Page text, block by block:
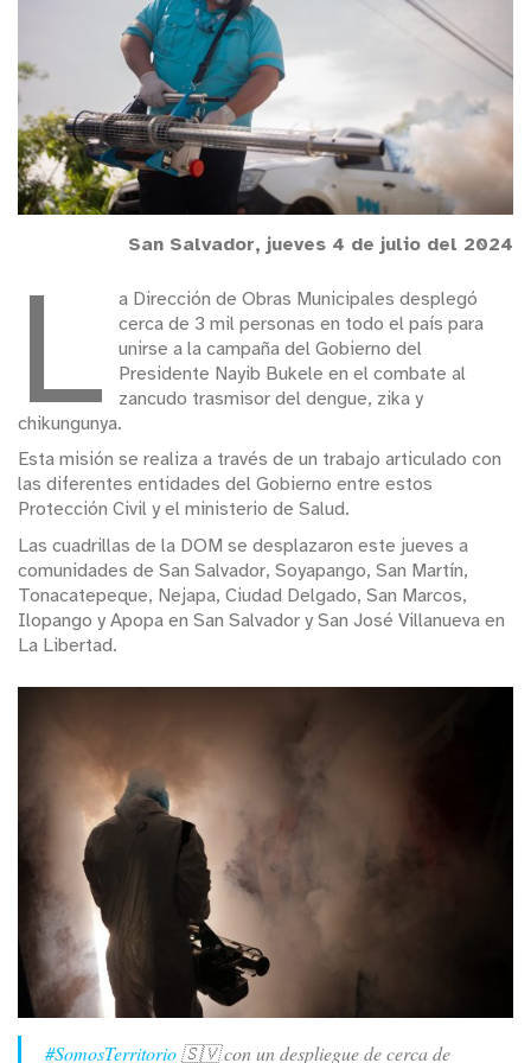
San Salvador, jueves 4 de julio del 2024
L
a Dirección de Obras Municipales desplegó
cerca de 3 mil personas en todo el país para
unirse a la campaña del Gobierno del
Presidente Nayib Bukele en el combate al
zancudo trasmisor del dengue, zika y
chikungunya.
Esta misión se realiza a través de un trabajo articulado con
las diferentes entidades del Gobierno entre estos
Protección Civil y el ministerio de Salud.
Las cuadrillas de la DOM se desplazaron este jueves a
comunidades de San Salvador, Soyapango, San Martín,
Tonacatepeque, Nejapa, Ciudad Delgado, San Marcos,
Ilopango y Apopa en San Salvador y San José Villanueva en
La Libertad.
#SomosTerritorio🇸🇻 con un despliegue de cerca de